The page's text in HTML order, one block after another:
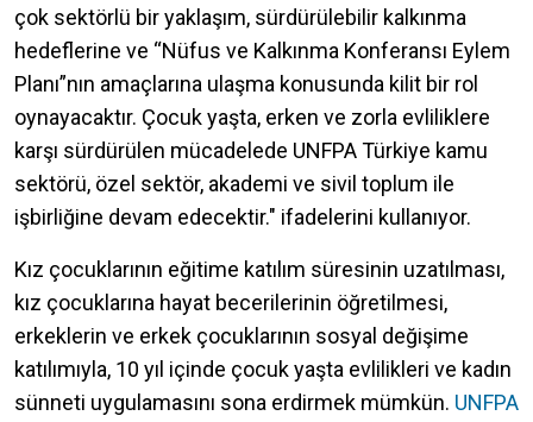
çok sektörlü bir yaklaşım, sürdürülebilir kalkınma
hedeflerine ve “Nüfus ve Kalkınma Konferansı Eylem
Planı”nın amaçlarına ulaşma konusunda kilit bir rol
oynayacaktır. Çocuk yaşta, erken ve zorla evliliklere
karşı sürdürülen mücadelede UNFPA Türkiye kamu
sektörü, özel sektör, akademi ve sivil toplum ile
işbirliğine devam edecektir." ifadelerini kullanıyor.
Kız çocuklarının eğitime katılım süresinin uzatılması,
kız çocuklarına hayat becerilerinin öğretilmesi,
erkeklerin ve erkek çocuklarının sosyal değişime
katılımıyla, 10 yıl içinde çocuk yaşta evlilikleri ve kadın
sünneti uygulamasını sona erdirmek mümkün. UNFPA